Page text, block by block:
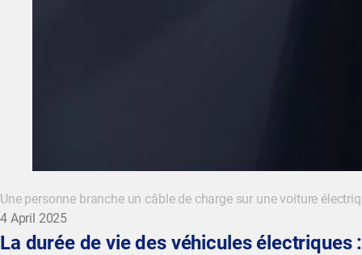
Une personne branche un câble de charge sur une voiture
4 April 2025
La durée de vie des véhicules